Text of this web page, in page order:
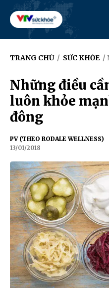
TRANG CHỦ / SỨC KHỎE /
Những điều
luôn khỏe
đông
PV (THEO RODALE WELLNESS)
13/01/2018